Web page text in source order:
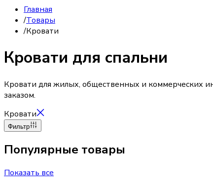
Главная
/Товары
/Кровати
Кровати для спальни
Кровати для жилых, общественных и коммерческих
заказом.
Кровати
Фильтр
Популярные товары
Показать все